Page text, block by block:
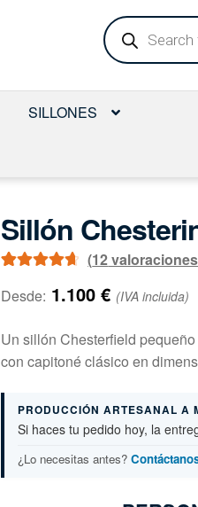
Búsqueda
de
productos
SILLONES
Sillón
4.75de 5 en
valoraciones
de clientes
(12
Desde: 1.100 € (IVA incluida)
Un sillón Chesterfield
con capitoné clásico en
PRODUCCIÓN ARTESANAL A
Si haces tu pedido hoy, la
¿Lo necesitas antes?